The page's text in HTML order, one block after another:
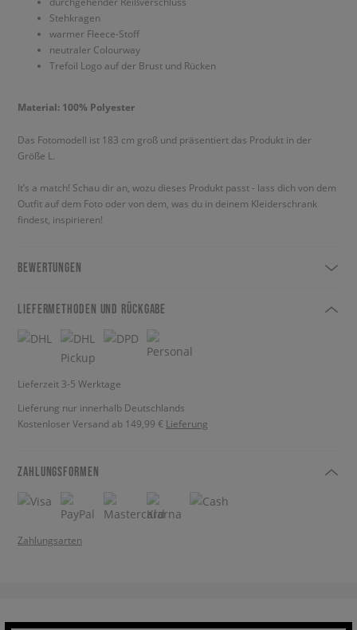
Stehkragen
warmer Fleece-Stoff
neutraler Colourway
Trefoil Logo auf der Brust und Rücken
Material: 100% Polyester
Das Fotomodell ist 183 cm groß und präsentiert das Produkt in der
Größe L.
It’s a match! Schau dir an, wozu dieses Produkt passt - lass dich von dem
Outfit auf dem Foto oder von dem, was du in deinem Kleiderschrank
findest, inspirieren!
BEWERTUNGEN
LIEFERMETHODEN UND RÜCKGABE
Lieferzeit 3-5 Werktage
Lieferung nur innerhalb Deutschlands
Kostenloser Versand ab 149,99 € Lieferung
ZAHLUNGSFORMEN
Zahlungsarten